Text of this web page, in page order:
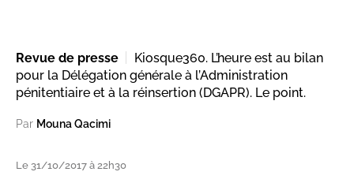
Revue de presse
Kiosque360. L’heure est au bilan
pour la Délégation générale à l’Administration
pénitentiaire et à la réinsertion (DGAPR). Le point.
Par Mouna Qacimi
Le 31/10/2017 à 22h30